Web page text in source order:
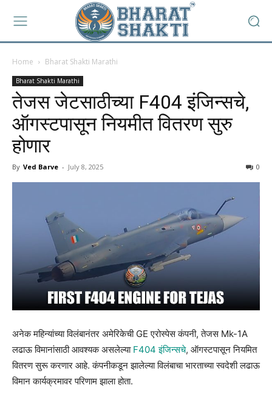
Home Bharat Shakti Marathi
Bharat Shakti Marathi
तेजस जेटसाठीच्या F404 इंजिन्सचे,
ऑगस्टपासून नियमीत वितरण सुरु
होणार
By Ved Barve - July 8, 2025 0
अनेक महिन्यांच्या विलंबानंतर अमेरिकेची GE एरोस्पेस कंपनी, तेजस Mk-1A
लढाऊ विमानांसाठी आवश्यक असलेल्या F404 इंजिन्सचे, ऑगस्टपासून नियमित
वितरण सुरू करणार आहे. कंपनीकडून झालेल्या विलंबाचा भारताच्या स्वदेशी लढाऊ
विमान कार्यक्रमावर परिणाम झाला होता.